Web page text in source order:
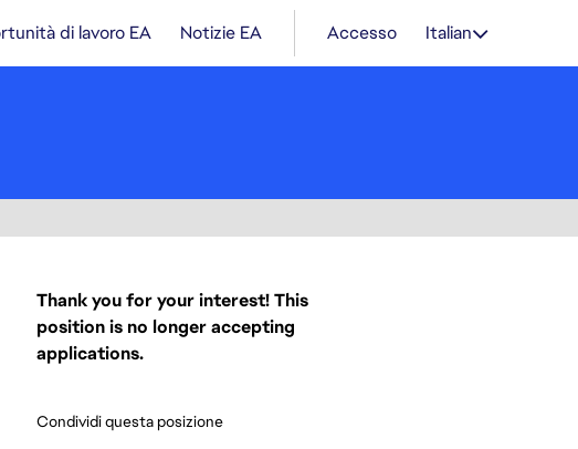
di lavoro EA Notizie EA Accesso Italian
Thank you for your interest! This
position is no longer accepting
applications.
Condividi questa posizione